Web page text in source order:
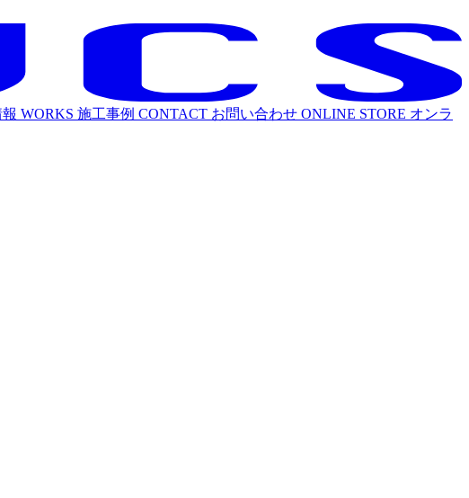
WORKS 施工事例 CONTACT お問い合わせ ONLINE STORE オンラ